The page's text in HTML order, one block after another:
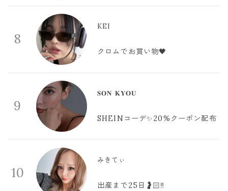
8
KEI
クロムでお買い物🖤
9
𝐒𝐎𝐍 𝐊𝐘𝐎𝐔
SHEINコーデ✨20%クーポン配布
10
みきてぃ
出産まで25日🤰🏻‼️